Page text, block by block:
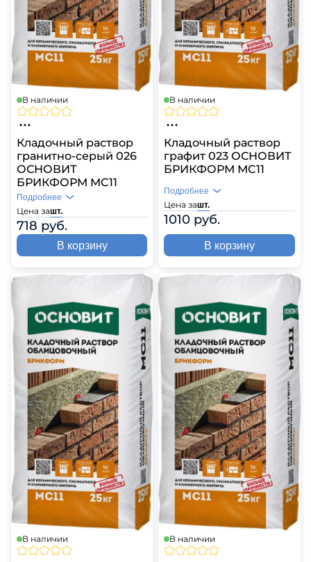
В наличии
Кладочный раствор
гранитно-серый 026
ОСНОВИТ
БРИКФОРМ MC11
Цена зашт.
718 руб.
Подробнее
В корзину
В наличии
Кладочный раствор
графит 023 ОСНОВИТ
БРИКФОРМ MC11
Цена зашт.
1010 руб.
Подробнее
В корзину
В наличии В наличии